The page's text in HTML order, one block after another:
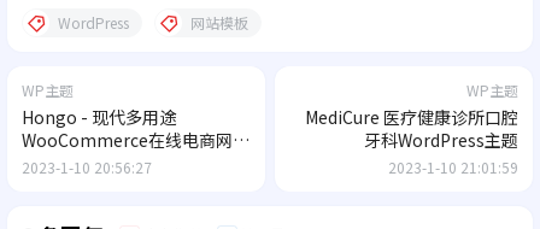
WordPress 网站模板
WP主题
Hongo - 现代多用途
WooCommerce在线电商网站
模板
2023-1-10 20:56:27
WP主题
MediCure 医疗健康诊所口腔
牙科WordPress主题
2023-1-10 21:01:59